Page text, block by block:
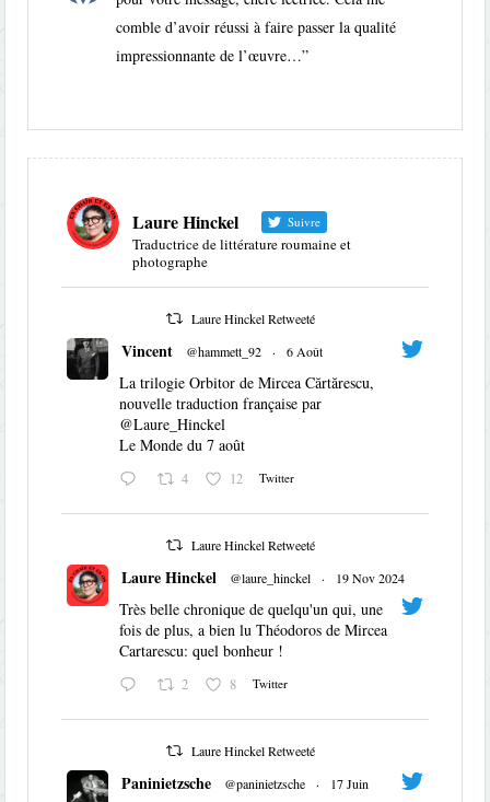
comble d’avoir réussi à faire passer la qualité
impressionnante de l’œuvre…”
Laure Hinckel Suivre
Traductrice de littérature roumaine et
photographe
Laure Hinckel Retweeté
Vincent @hammett_92 · 6 Août
La trilogie Orbitor de Mircea Cărtărescu,
nouvelle traduction française par
@Laure_Hinckel
Le Monde du 7 août
4 12 Twitter
Laure Hinckel Retweeté
Laure Hinckel @laure_hinckel · 19 Nov 2024
Très belle chronique de quelqu'un qui, une
fois de plus, a bien lu Théodoros de Mircea
Cartarescu: quel bonheur !
2 8 Twitter
Laure Hinckel Retweeté
Paninietzsche @paninietzsche · 17 Juin